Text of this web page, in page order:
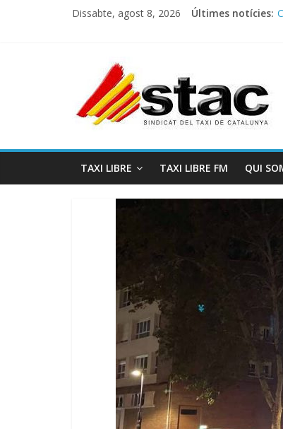
Dissabte, agost 8, 2026 Últimes notícies:
TAXI LIBRE TAXI LIBRE FM QUI